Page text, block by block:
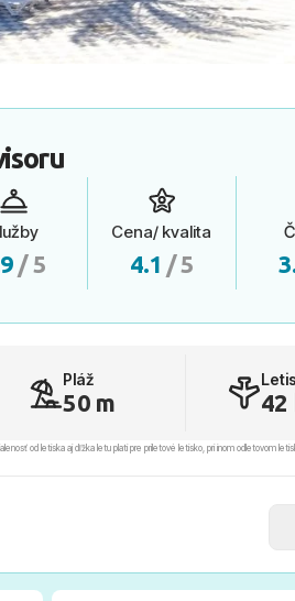
/ 5
Cena/ kvalita
4.1 / 5
Pláž
50 m 42
od letiska aj dľžka letu platí pre príletové letisko, pri inom odletovom